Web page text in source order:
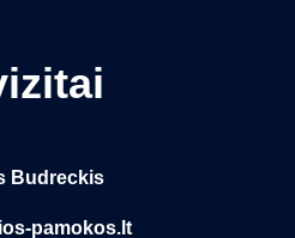
Budreckis
pamokos.lt